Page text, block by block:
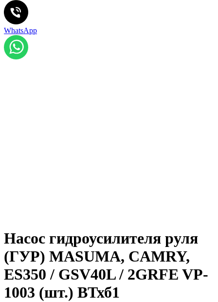
WhatsApp
Насос гидроусилителя руля
(ГУР) MASUMA, CAMRY,
ES350 / GSV40L / 2GRFE VP-
1003 (шт.) ВТхб1